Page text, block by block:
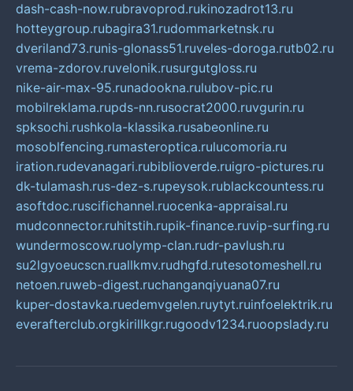
dash-cash-now.rubravoprod.rukinozadrot13.ru
hotteygroup.rubagira31.rudommarketnsk.ru
dveriland73.runis-glonass51.ruveles-doroga.rutb02.ru
vrema-zdorov.ruvelonik.rusurgutgloss.ru
nike-air-max-95.runadookna.rulubov-pic.ru
mobilreklama.rupds-nn.rusocrat2000.ruvgurin.ru
spksochi.rushkola-klassika.rusabeonline.ru
mosoblfencing.rumasteroptica.rulucomoria.ru
iration.rudevanagari.rubiblioverde.ruigro-pictures.ru
dk-tulamash.rus-dez-s.rupeysok.rublackcountess.ru
asoftdoc.ruscifichannel.ruocenka-appraisal.ru
mudconnector.ruhitstih.rupik-finance.ruvip-surfing.ru
wundermoscow.ruolymp-clan.rudr-pavlush.ru
su2lgyoeucscn.ruallkmv.rudhgfd.rutesotomeshell.ru
netoen.ruweb-digest.ruchanganqiyuana07.ru
kuper-dostavka.ruedemvgelen.ruytyt.ruinfoelektrik.ru
everafterclub.orgkirillkgr.rugoodv1234.ruoopslady.ru